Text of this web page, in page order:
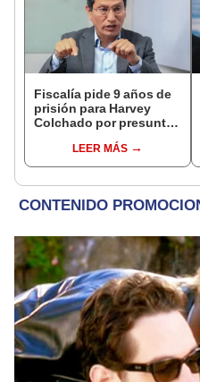
Fiscalía pide 9 años de
prisión para Harvey
Colchado por presunta
incompatible y falsedad
ideológica
LEER MÁS